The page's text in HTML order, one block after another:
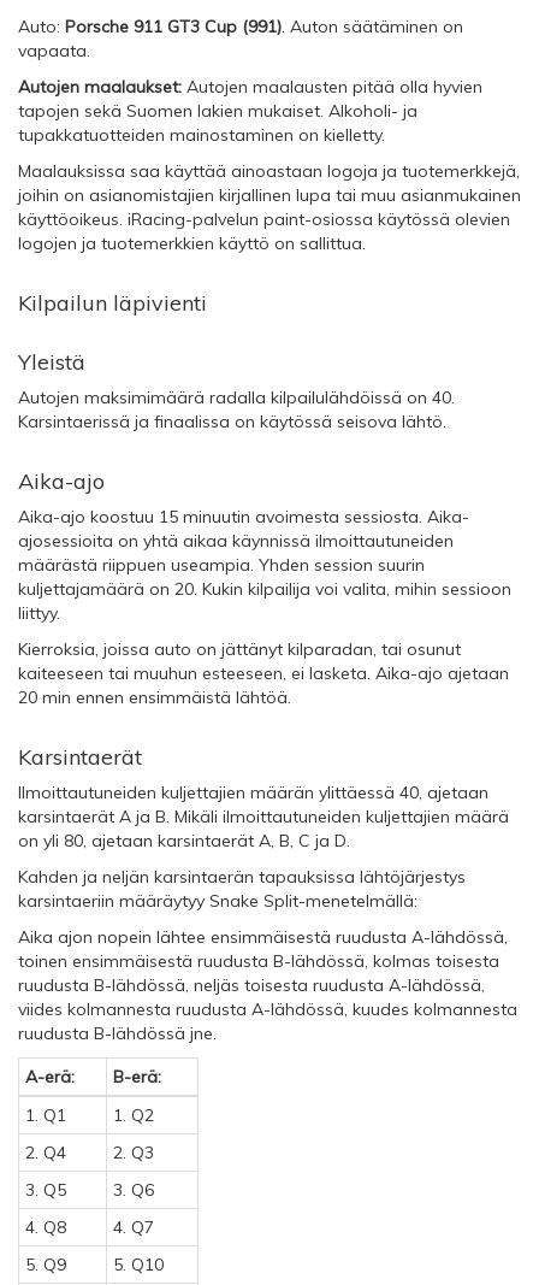
Auto: Porsche 911 GT3 Cup (991). Auton säätäminen on
vapaata.
Autojen maalaukset: Autojen maalausten pitää olla hyvien
tapojen sekä Suomen lakien mukaiset. Alkoholi- ja
tupakkatuotteiden mainostaminen on kielletty.
Maalauksissa saa käyttää ainoastaan logoja ja tuotemerkkejä,
joihin on asianomistajien kirjallinen lupa tai muu asianmukainen
käyttöoikeus. iRacing-palvelun paint-osiossa käytössä olevien
logojen ja tuotemerkkien käyttö on sallittua.
Kilpailun läpivienti
Yleistä
Autojen maksimimäärä radalla kilpailulähdöissä on 40.
Karsintaerissä ja finaalissa on käytössä seisova lähtö.
Aika-ajo
Aika-ajo koostuu 15 minuutin avoimesta sessiosta. Aika-
ajosessioita on yhtä aikaa käynnissä ilmoittautuneiden
määrästä riippuen useampia. Yhden session suurin
kuljettajamäärä on 20. Kukin kilpailija voi valita, mihin sessioon
liittyy.
Kierroksia, joissa auto on jättänyt kilparadan, tai osunut
kaiteeseen tai muuhun esteeseen, ei lasketa. Aika-ajo ajetaan
20 min ennen ensimmäistä lähtöä.
Karsintaerät
Ilmoittautuneiden kuljettajien määrän ylittäessä 40, ajetaan
karsintaerät A ja B. Mikäli ilmoittautuneiden kuljettajien määrä
on yli 80, ajetaan karsintaerät A, B, C ja D.
Kahden ja neljän karsintaerän tapauksissa lähtöjärjestys
karsintaeriin määräytyy Snake Split-menetelmällä:
Aika ajon nopein lähtee ensimmäisestä ruudusta A-lähdössä,
toinen ensimmäisestä ruudusta B-lähdössä, kolmas toisesta
ruudusta B-lähdössä, neljäs toisesta ruudusta A-lähdössä,
viides kolmannesta ruudusta A-lähdössä, kuudes kolmannesta
ruudusta B-lähdössä jne.
A-erä:
B-erä:
1. Q1
1. Q2
2. Q4
2. Q3
3. Q5
3. Q6
4. Q8
4. Q7
5. Q9
5. Q10